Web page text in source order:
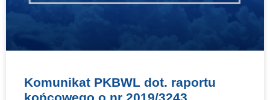
Komunikat PKBWL dot. raportu
końcowego o nr 2019/3243